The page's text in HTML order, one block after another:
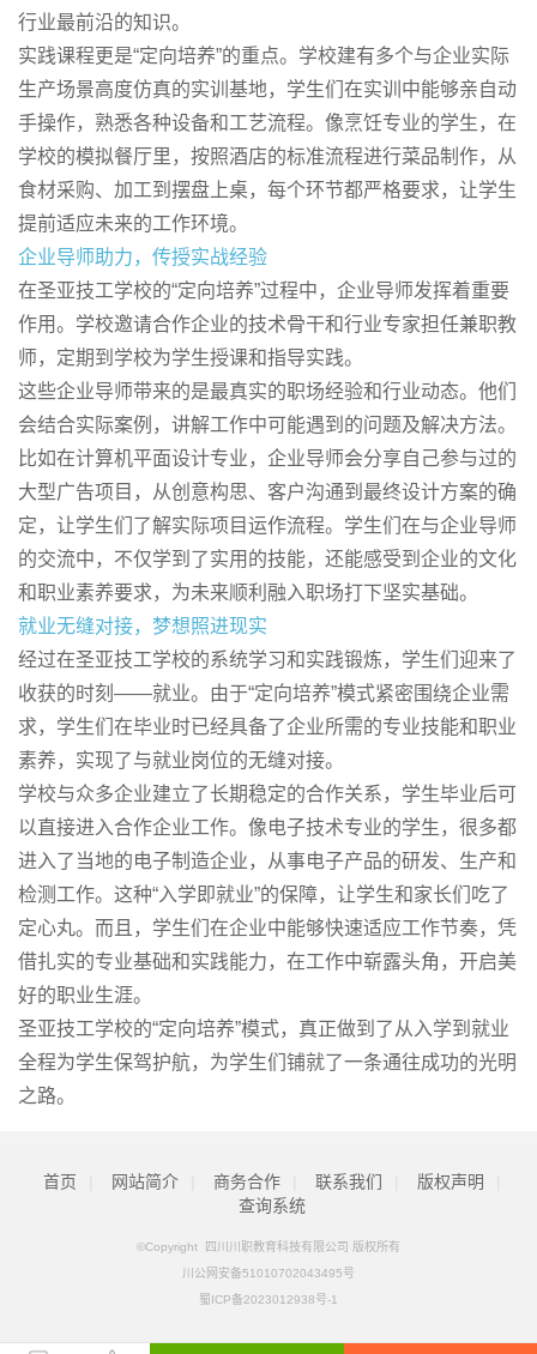
行业最前沿的知识。
实践课程更是“定向培养”的重点。学校建有多个与企业实际
生产场景高度仿真的实训基地，学生们在实训中能够亲自动
手操作，熟悉各种设备和工艺流程。像烹饪专业的学生，在
学校的模拟餐厅里，按照酒店的标准流程进行菜品制作，从
食材采购、加工到摆盘上桌，每个环节都严格要求，让学生
提前适应未来的工作环境。
企业导师助力，传授实战经验
在圣亚技工学校的“定向培养”过程中，企业导师发挥着重要
作用。学校邀请合作企业的技术骨干和行业专家担任兼职教
师，定期到学校为学生授课和指导实践。
这些企业导师带来的是最真实的职场经验和行业动态。他们
会结合实际案例，讲解工作中可能遇到的问题及解决方法。
比如在计算机平面设计专业，企业导师会分享自己参与过的
大型广告项目，从创意构思、客户沟通到最终设计方案的确
定，让学生们了解实际项目运作流程。学生们在与企业导师
的交流中，不仅学到了实用的技能，还能感受到企业的文化
和职业素养要求，为未来顺利融入职场打下坚实基础。
就业无缝对接，梦想照进现实
经过在圣亚技工学校的系统学习和实践锻炼，学生们迎来了
收获的时刻——就业。由于“定向培养”模式紧密围绕企业需
求，学生们在毕业时已经具备了企业所需的专业技能和职业
素养，实现了与就业岗位的无缝对接。
学校与众多企业建立了长期稳定的合作关系，学生毕业后可
以直接进入合作企业工作。像电子技术专业的学生，很多都
进入了当地的电子制造企业，从事电子产品的研发、生产和
检测工作。这种“入学即就业”的保障，让学生和家长们吃了
定心丸。而且，学生们在企业中能够快速适应工作节奏，凭
借扎实的专业基础和实践能力，在工作中崭露头角，开启美
好的职业生涯。
圣亚技工学校的“定向培养”模式，真正做到了从入学到就业
全程为学生保驾护航，为学生们铺就了一条通往成功的光明
之路。
首页 网站简介 商务合作 联系我们 版权声明
查询系统
©Copyright 四川川职教育科技有限公司 版权所有
川公网安备51010702043495号
蜀ICP备2023012938号-1